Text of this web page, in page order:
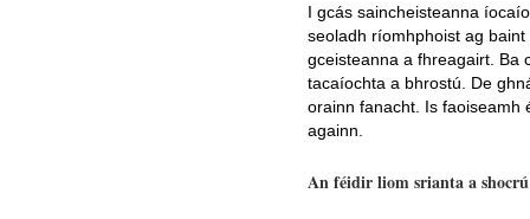
I gcás saincheisteanna
seoladh ríomhphoist ag
gceisteanna a fhreagairt. Ba
tacaíochta a bhrostú. De
orainn fanacht. Is faoiseamh
againn.
An féidir liom srianta a